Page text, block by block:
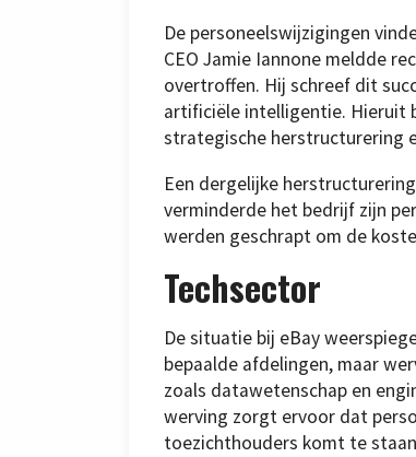
De personeelswijzigingen
CEO Jamie Iannone meldde
overtroffen. Hij schreef dit
artificiële intelligentie. Hieruit
strategische herstructurering
Een dergelijke
verminderde het bedrijf zijn
werden geschrapt om de
Techsector
De situatie bij eBay
bepaalde afdelingen, maar
zoals datawetenschap en
werving zorgt ervoor dat
toezichthouders komt te